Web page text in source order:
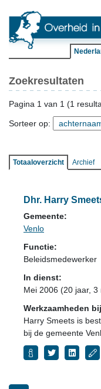
Zoekresultaten
Pagina 1 van 1 (1
Sorteer op:
Totaaloverzicht Archief
Dhr. Harry
Gemeente:
Venlo
Functie:
Beleidsmedewerker
In dienst:
Mei 2006 (20 jaar,
Werkzaamheden
Harry Smeets is
bij de gemeente